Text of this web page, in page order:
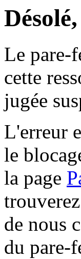
Le pare-
cette
jugée
L'erreur
le
la page
de nous
du pare-